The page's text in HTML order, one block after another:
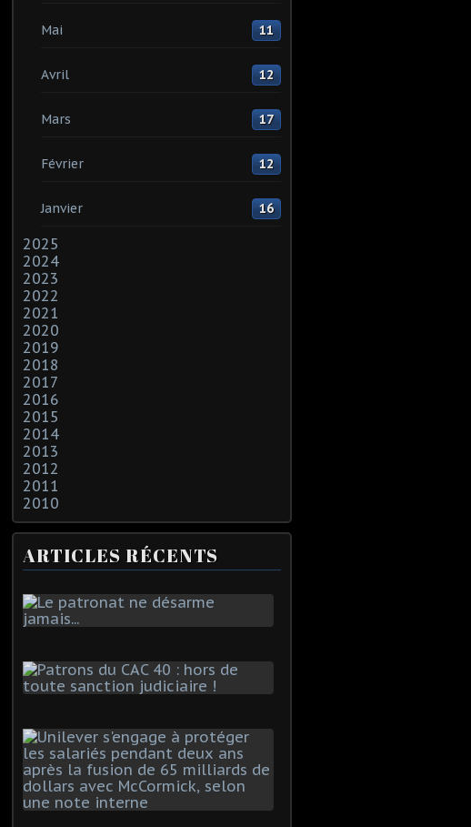
Mai 11
Avril 12
Mars 17
Février 12
Janvier 16
2025
2024
2023
2022
2021
2020
2019
2018
2017
2016
2015
2014
2013
2012
2011
2010
ARTICLES RÉCENTS